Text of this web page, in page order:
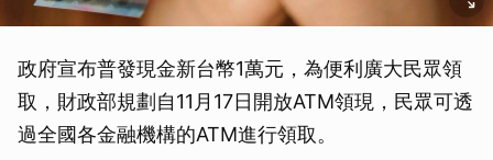
政府宣布普發現金新台幣1萬元，為便利廣大民眾領
取，財政部規劃自11月17日開放ATM領現，民眾可透
過全國各金融機構的ATM進行領取。